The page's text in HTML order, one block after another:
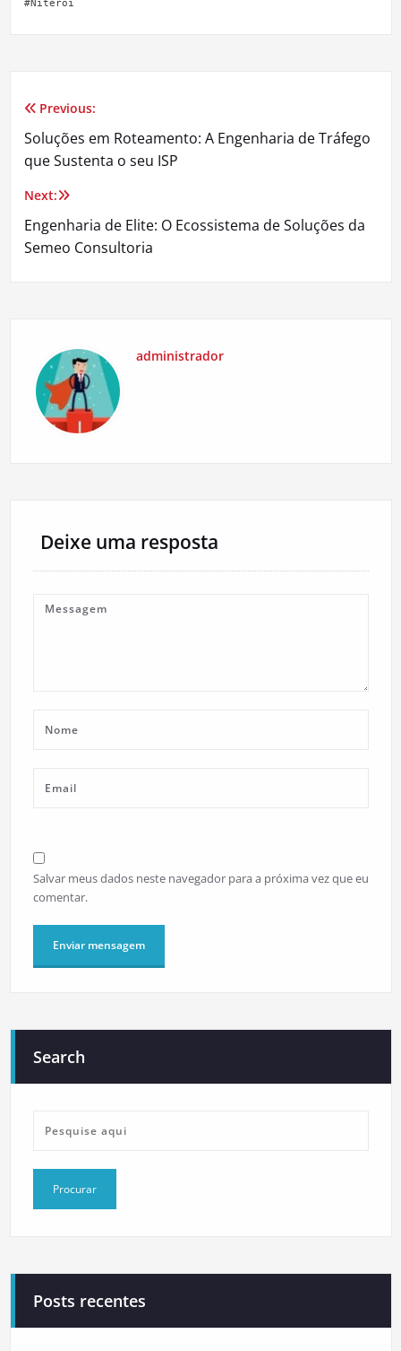
#Niterói
Navegação
de
Post
Previous:
Soluções em Roteamento: A Engenharia de Tráfego
que Sustenta o seu ISP
Next:
Engenharia de Elite: O Ecossistema de Soluções da
Semeo Consultoria
administrador
Deixe uma resposta
Salvar meus dados neste navegador para a próxima vez que eu
comentar.
Search
Posts recentes